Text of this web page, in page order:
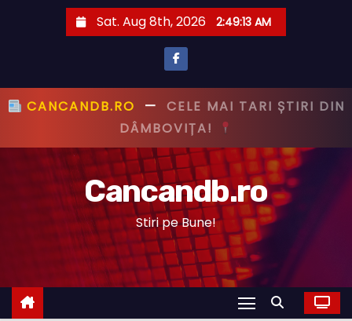
Sat. Aug 8th, 2026 2:49:14 AM
CANCANDB.RO—PRIMUL CU ȘTIREA,
PRIMUL CU ADEVĂRUL!
Cancandb.ro
Stiri pe Bune!